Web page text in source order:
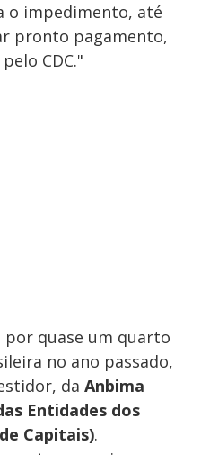
o impedimento, até
pronto pagamento,
CDC."
quase um quarto
no ano passado,
da Anbima
Entidades dos
Capitais).